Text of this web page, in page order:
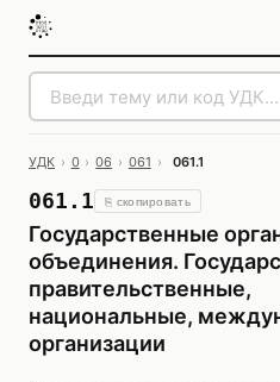
УДК › 0 › 06 › 061 › 061.1
061.1 ⎘ скопировать
Государственные
объединения.
правительственные,
национальные,
организации